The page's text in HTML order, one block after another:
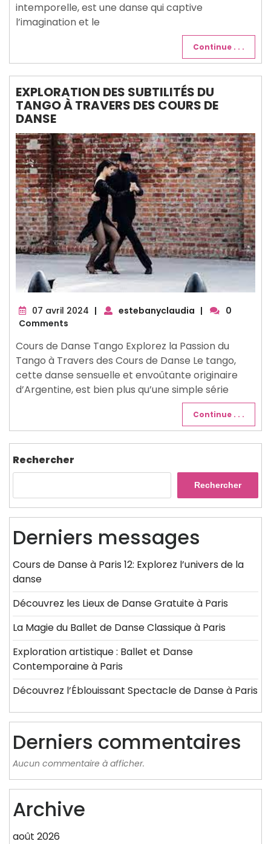
intemporelle, est une danse qui captive
l’imagination et le
Continue . . .
EXPLORATION DES SUBTILITÉS DU
TANGO À TRAVERS DES COURS DE
DANSE
07 avril 2024 07
| estebanyclaudia |
0
Comments
Cours de Danse Tango Explorez la Passion du
Tango à Travers des Cours de Danse Le tango,
cette danse sensuelle et envoûtante originaire
d’Argentine, est bien plus qu’une simple série
Continue . . .
Rechercher
Rechercher
Derniers messages
Cours de Danse à Paris 12: Explorez l’univers de la
danse
Découvrez les Lieux de Danse Gratuite à Paris
La Magie du Ballet de Danse Classique à Paris
Exploration artistique : Ballet et Danse
Contemporaine à Paris
Découvrez l’Éblouissant Spectacle de Danse à Paris
Derniers commentaires
Aucun commentaire à afficher.
Archive
août 2026